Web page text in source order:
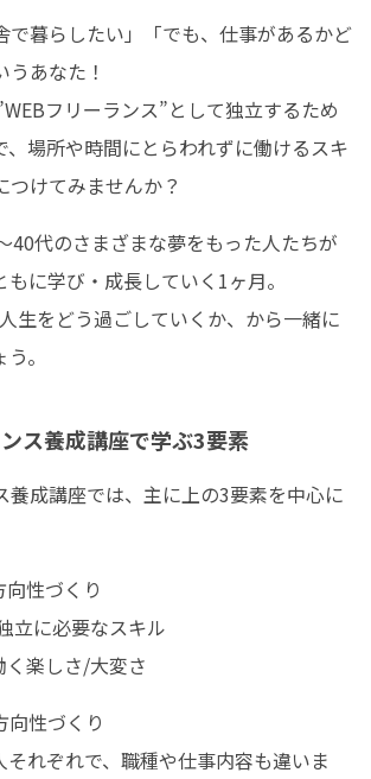
で暮らしたい」「でも、仕事があるかど
あなた！
フリーランス”として独立するため
、場所や時間にとらわれずに働けるスキ
つけてみませんか？
40代のさまざまな夢をもった人たちが
に学び・成長していく1ヶ月。
生をどう過ごしていくか、から一緒に
。
ス養成講座で学ぶ3要素
養成講座では、主に上の3要素を中心に
性づくり
立に必要なスキル
楽しさ/大変さ
向性づくり
それぞれで、職種や仕事内容も違いま